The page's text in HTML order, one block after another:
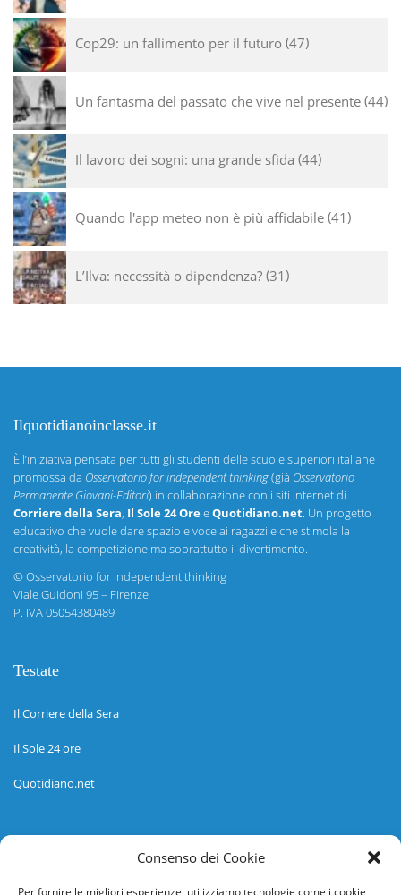
Consenso dei Cookie
Per fornire le migliori esperienze, utilizziamo tecnologie come i cookie
Cop29: un fallimento per il futuro 47
Un fantasma del passato che vive nel presente 44
Il lavoro dei sogni: una grande sfida 44
Quando l'app meteo non è più affidabile 41
L’Ilva: necessità o dipendenza? 31
Ilquotidianoinclasse.it
È l’iniziativa pensata per tutti gli studenti delle scuole superiori italiane
promossa da Osservatorio for independent thinking(già Osservatorio
Permanente Giovani-Editori) in collaborazione con i siti internet di
Corriere della Sera, Il Sole 24 OreeQuotidiano.net. Un progetto
educativo che vuole dare spazio e voce ai ragazzi e che stimola la
creatività, la competizione ma soprattutto il divertimento.
©Osservatorio for independent thinking
Viale Guidoni 95 – Firenze
P. IVA 05054380489
Testate
Il Corriere della Sera
Il Sole 24 ore
Quotidiano.net
Informazioni